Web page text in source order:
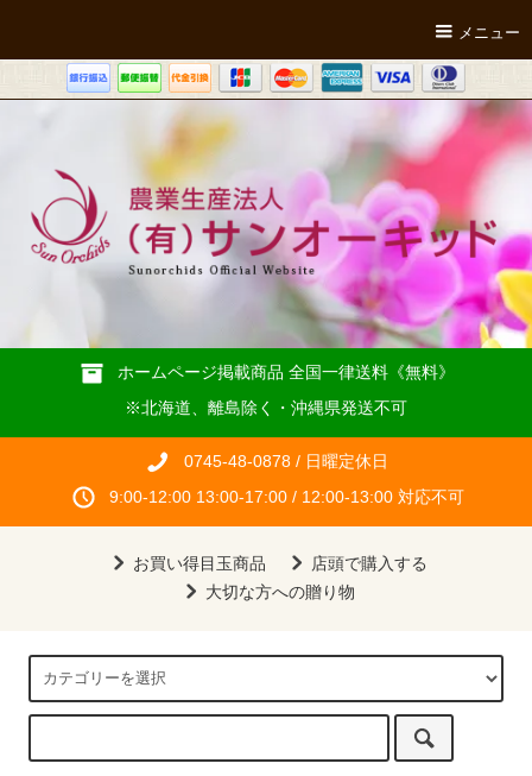
メニュー
ホームページ掲載商品 全国一律送料《無料》
※北海道、離島除く・沖縄県発送不可
0745-48-0878 / 日曜定休日
9:00-12:00 13:00-17:00 / 12:00-13:00 対応不可
お買い得目玉商品
店頭で購入する
大切な方への贈り物